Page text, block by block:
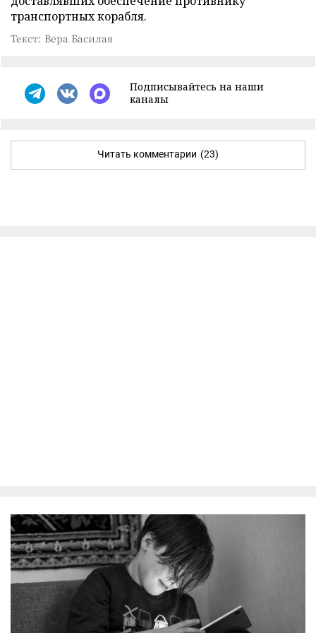
транспортных корабля.
Текст: Вера Басилая
Подписывайтесь на наши
каналы
Читать комментарии (23)